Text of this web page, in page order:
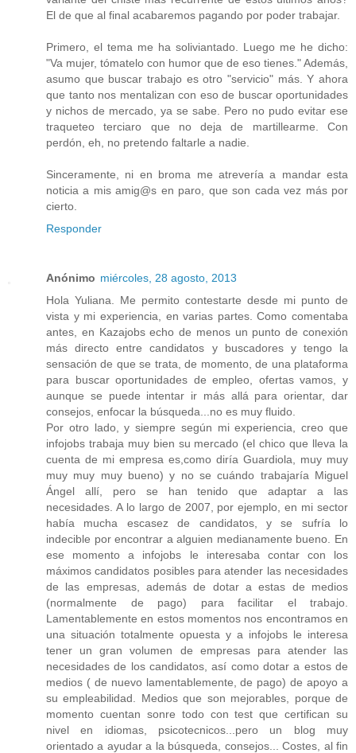
El de que al final acabaremos pagando por poder trabajar.
Primero, el tema me ha soliviantado. Luego me he dicho:
"Va mujer, tómatelo con humor que de eso tienes." Además,
asumo que buscar trabajo es otro "servicio" más. Y ahora
que tanto nos mentalizan con eso de buscar oportunidades
y nichos de mercado, ya se sabe. Pero no pudo evitar ese
traqueteo terciaro que no deja de martillearme. Con
perdón, eh, no pretendo faltarle a nadie.
Sinceramente, ni en broma me atrevería a mandar esta
noticia a mis amig@s en paro, que son cada vez más por
cierto.
Responder
Anónimo miércoles, 28 agosto, 2013
Hola Yuliana. Me permito contestarte desde mi punto de
vista y mi experiencia, en varias partes. Como comentaba
antes, en Kazajobs echo de menos un punto de conexión
más directo entre candidatos y buscadores y tengo la
sensación de que se trata, de momento, de una plataforma
para buscar oportunidades de empleo, ofertas vamos, y
aunque se puede intentar ir más allá para orientar, dar
consejos, enfocar la búsqueda...no es muy fluido.
Por otro lado, y siempre según mi experiencia, creo que
infojobs trabaja muy bien su mercado (el chico que lleva la
cuenta de mi empresa es,como diría Guardiola, muy muy
muy muy muy bueno) y no se cuándo trabajaría Miguel
Ángel allí, pero se han tenido que adaptar a las
necesidades. A lo largo de 2007, por ejemplo, en mi sector
había mucha escasez de candidatos, y se sufría lo
indecible por encontrar a alguien medianamente bueno. En
ese momento a infojobs le interesaba contar con los
máximos candidatos posibles para atender las necesidades
de las empresas, además de dotar a estas de medios
(normalmente de pago) para facilitar el trabajo.
Lamentablemente en estos momentos nos encontramos en
una situación totalmente opuesta y a infojobs le interesa
tener un gran volumen de empresas para atender las
necesidades de los candidatos, así como dotar a estos de
medios ( de nuevo lamentablemente, de pago) de apoyo a
su empleabilidad. Medios que son mejorables, porque de
momento cuentan sonre todo con test que certifican su
nivel en idiomas, psicotecnicos...pero un blog muy
orientado a ayudar a la búsqueda, consejos... Costes, al fin